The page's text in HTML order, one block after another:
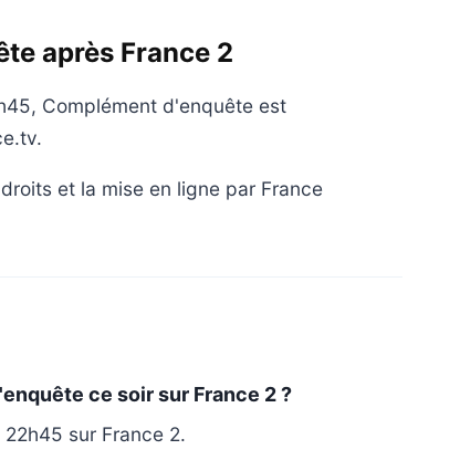
après France 2
Complément d'enquête est
et la mise en ligne par France
ce soir sur France 2 ?
sur France 2.